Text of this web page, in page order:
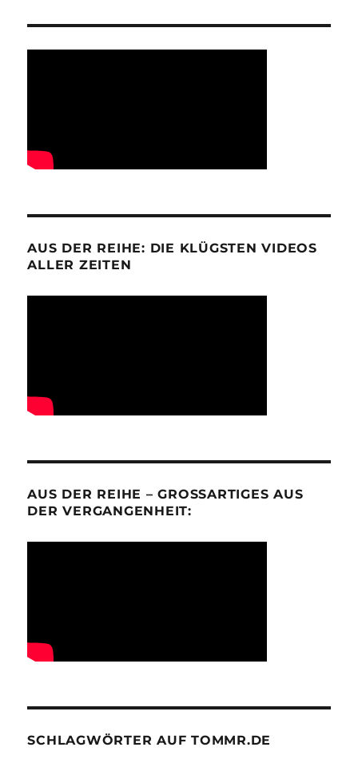
AUS DER REIHE: DIE KLÜGSTEN VIDEOS
ALLER ZEITEN
AUS DER REIHE – GROSSARTIGES AUS D
ER VERGANGENHEIT:
SCHLAGWÖRTER AUF TOMMR.DE